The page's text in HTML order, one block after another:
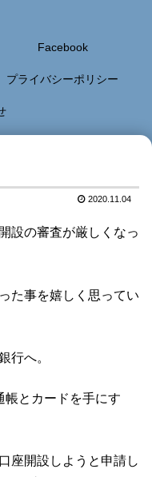
Facebook
プライバシーポリシー
2020.11.04
設の審査が厳しくなっ
た事を嬉しく思ってい
行へ。
帳とカードを手にす
座開設しようと申請し